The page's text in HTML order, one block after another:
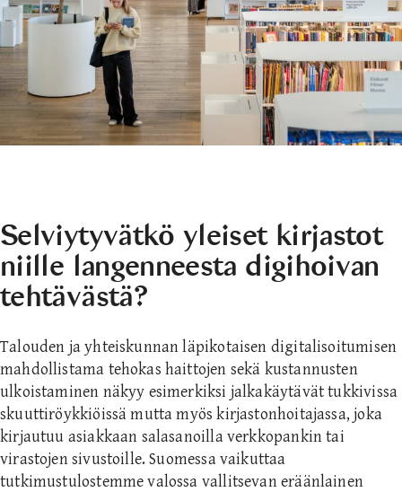
Selviytyvätkö yleiset kirjastot
niille langenneesta digihoivan
tehtävästä?
Talouden ja yhteiskunnan läpikotaisen digitalisoitumisen
mahdollistama tehokas haittojen sekä kustannusten
ulkoistaminen näkyy esimerkiksi jalkakäytävät tukkivissa
skuuttiröykkiöissä mutta myös kirjastonhoitajassa, joka
kirjautuu asiakkaan salasanoilla verkkopankin tai
virastojen sivustoille. Suomessa vaikuttaa
tutkimustulostemme valossa vallitsevan eräänlainen